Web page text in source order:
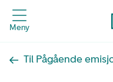
Meny
Til Pågående